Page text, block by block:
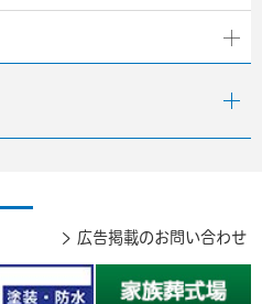
広告掲載のお問い合わせ